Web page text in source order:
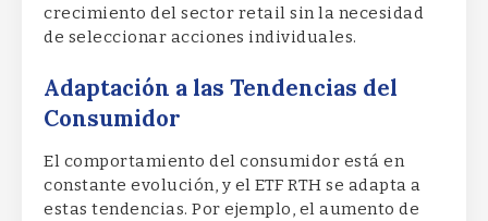
crecimiento del sector retail sin la necesidad
de seleccionar acciones individuales.
Adaptación a las Tendencias del
Consumidor
El comportamiento del consumidor está en
constante evolución, y el ETF RTH se adapta a
estas tendencias. Por ejemplo, el aumento de